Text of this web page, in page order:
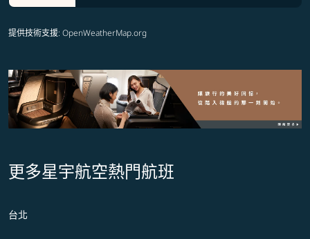
提供技術支援: OpenWeatherMap.org
更多星宇航空熱門航班
台北